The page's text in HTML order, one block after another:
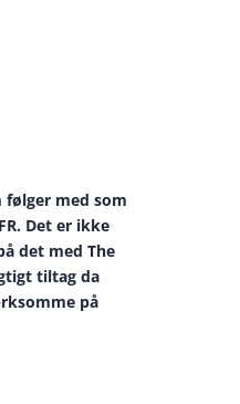
med som
Det er ikke
det med The
tiltag da
på